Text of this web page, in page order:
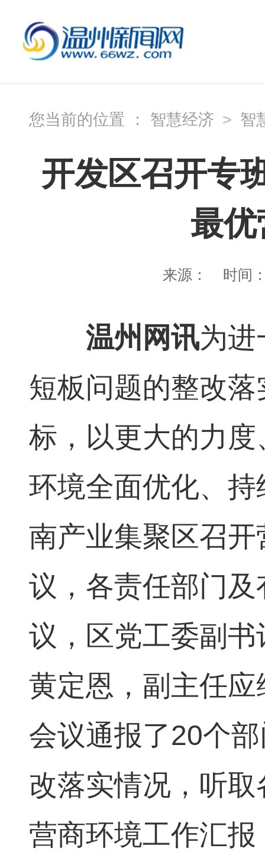
您当前的位置 ： 智慧经济 > 智
开发区召开专
最
来源： 时间
温州网讯为
短板问题的整改
标，以更大的力
环境全面优化、
南产业集聚区召
议，各责任部门
议，区党工委副
黄定恩，副主任
会议通报了20个
改落实情况，听
营商环境工作汇